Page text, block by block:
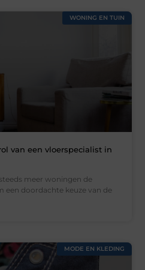
WONING EN TUIN
van een vloerspecialist in
meer woningen de
een doordachte keuze van de
MODE EN KLEDING